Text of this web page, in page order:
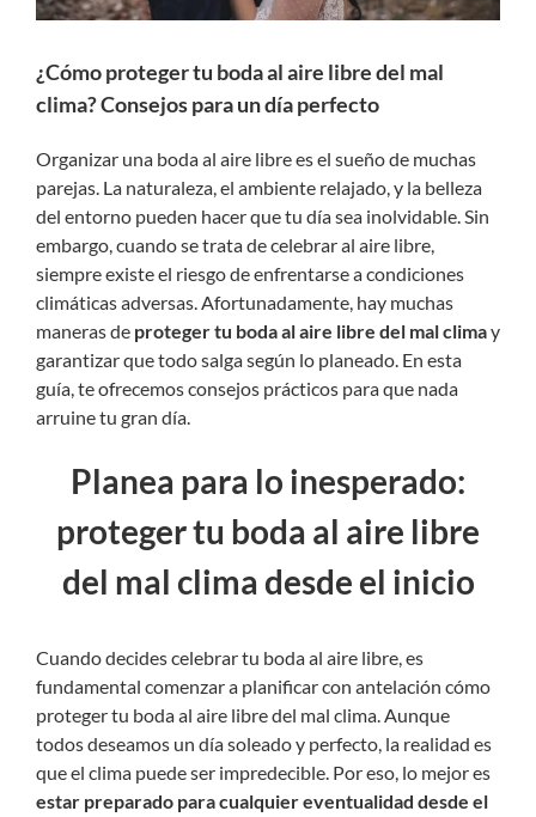
¿Cómo proteger tu boda al aire libre del mal
clima? Consejos para un día perfecto
Organizar una boda al aire libre es el sueño de muchas
parejas. La naturaleza, el ambiente relajado, y la belleza
del entorno pueden hacer que tu día sea inolvidable. Sin
embargo, cuando se trata de celebrar al aire libre,
siempre existe el riesgo de enfrentarse a condiciones
climáticas adversas. Afortunadamente, hay muchas
maneras deproteger tu boda al aire libre del mal climay
garantizar que todo salga según lo planeado. En esta
guía, te ofrecemos consejos prácticos para que nada
arruine tu gran día.
Planea para lo inesperado:
proteger tu boda al aire libre
del mal clima desde el inicio
Cuando decides celebrar tu boda al aire libre, es
fundamental comenzar a planificar con antelación cómo
proteger tu boda al aire libre del mal clima. Aunque
todos deseamos un día soleado y perfecto, la realidad es
que el clima puede ser impredecible. Por eso, lo mejor es
estar preparado para cualquier eventualidad desde el